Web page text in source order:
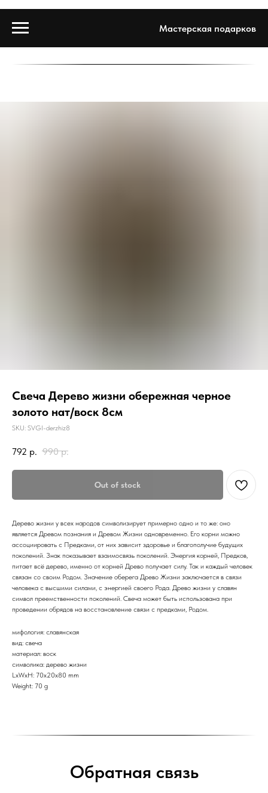
Мастерская подарков
Свеча Дерево жизни обережная черное
золото нат/воск 8см
SKU: SVGI-derzhiz8
792 р. 990 р.
Out of stock
Дерево жизни у всех народов символизирует примерно одно и то же: оно
является Древом познания и Древом Жизни одновременно. Его корни можно
ассоциировать с Предками, от них зависит здоровье и благополучие будущих
поколений. Знак показывает взаимосвязь поколений. Энергия корней, Предков,
питает всё дерево, именно от корней Древо получает силу. Так и каждый человек
связан со своим Родом. Значение оберега Древо Жизни заключается в связи
человека с высшими силами, с энергией своего Рода. Древо жизни у славян
символ преемственности поколений. Свеча может быть использована при
проведении обрядов на восстановление связи с предками, Родом.
мифология: славянская
вид: свеча
материал: воск
символика: дерево жизни
LxWxH: 70x20x80 mm
Weight: 70 g
Обратная связь